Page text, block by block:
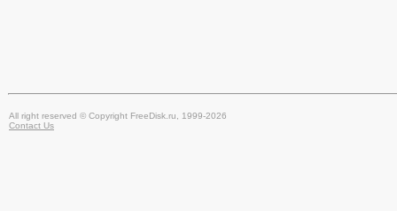
All right reserved © Copyright FreeDisk.ru, 1999-2026
Contact Us